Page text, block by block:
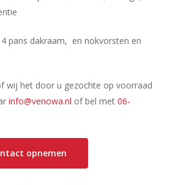
pans dakraam, en nokvorsten en
wij het door u gezochte op voorraad
info@venowa.nl of bel met 06-
opnemen